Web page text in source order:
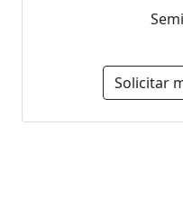
Solicitar